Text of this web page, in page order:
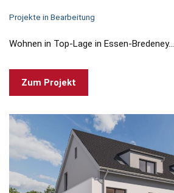
Projekte in Bearbeitung
Wohnen in Top-Lage in Essen-Bredeney…
Zum Projekt